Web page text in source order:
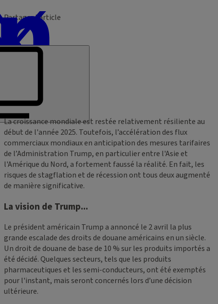
Partager l’article
La croissance mondiale est restée relativement résiliente au
début de l'année 2025. Toutefois, l’accélération des flux
commerciaux mondiaux en anticipation des mesures tarifaires
de l’Administration Trump, en particulier entre l'Asie et
l'Amérique du Nord, a fortement faussé la réalité. En fait, les
risques de stagflation et de récession ont tous deux augmenté
de manière significative.
La vision de Trump...
Le président américain Trump a annoncé le 2 avril la plus
grande escalade des droits de douane américains en un siècle.
Un droit de douane de base de 10 % sur les produits importés a
été décidé. Quelques secteurs, tels que les produits
pharmaceutiques et les semi-conducteurs, ont été exemptés
pour l'instant, mais seront concernés lors d’une décision
ultérieure.